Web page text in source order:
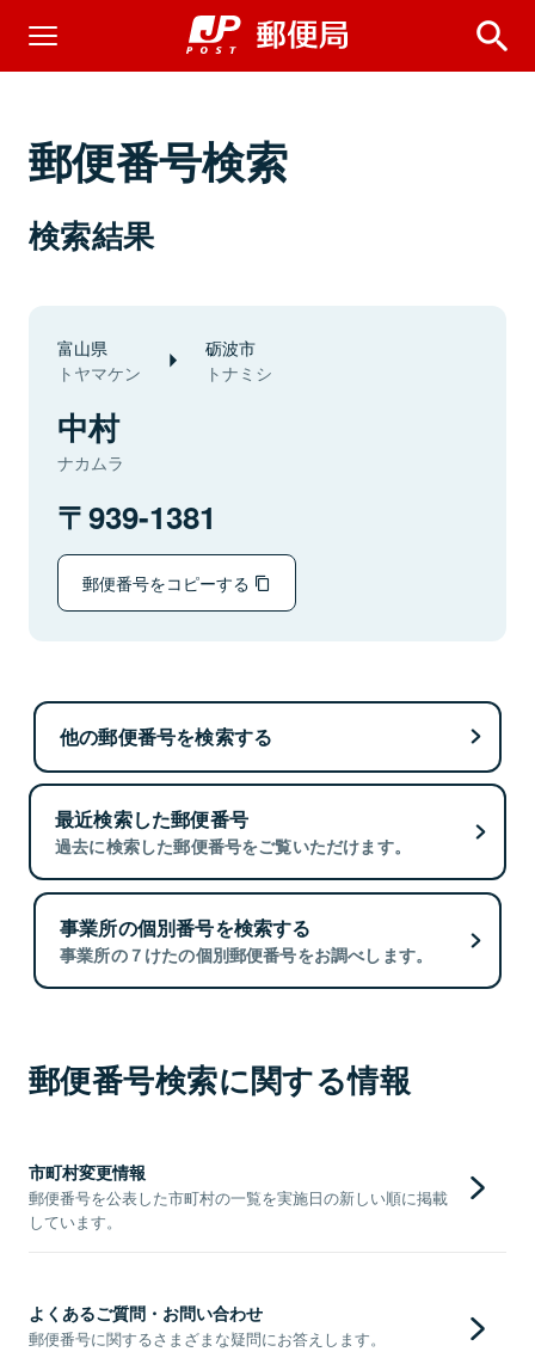
郵便番号検索
検索結果
富山県
トヤマケン
砺波市
トナミシ
中村
ナカムラ
939-1381
郵便番号をコピーする
他の郵便番号を検索する
最近検索した郵便番号
過去に検索した郵便番号をご覧いただけます。
事業所の個別番号を検索する
事業所の７けたの個別郵便番号をお調べします。
郵便番号検索に関する情報
市町村変更情報
郵便番号を公表した市町村の一覧を実施日の新しい順に掲載
しています。
よくあるご質問・お問い合わせ
郵便番号に関するさまざまな疑問にお答えします。